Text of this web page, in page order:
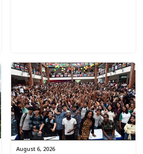
August 6, 2026